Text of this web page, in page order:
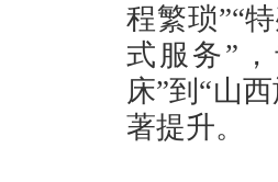
程繁琐”“
式服务”
床”到“山
著提升。